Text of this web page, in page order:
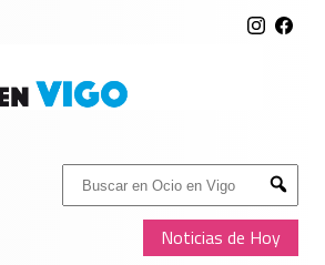
Buscar:
Submit
Noticias de Hoy